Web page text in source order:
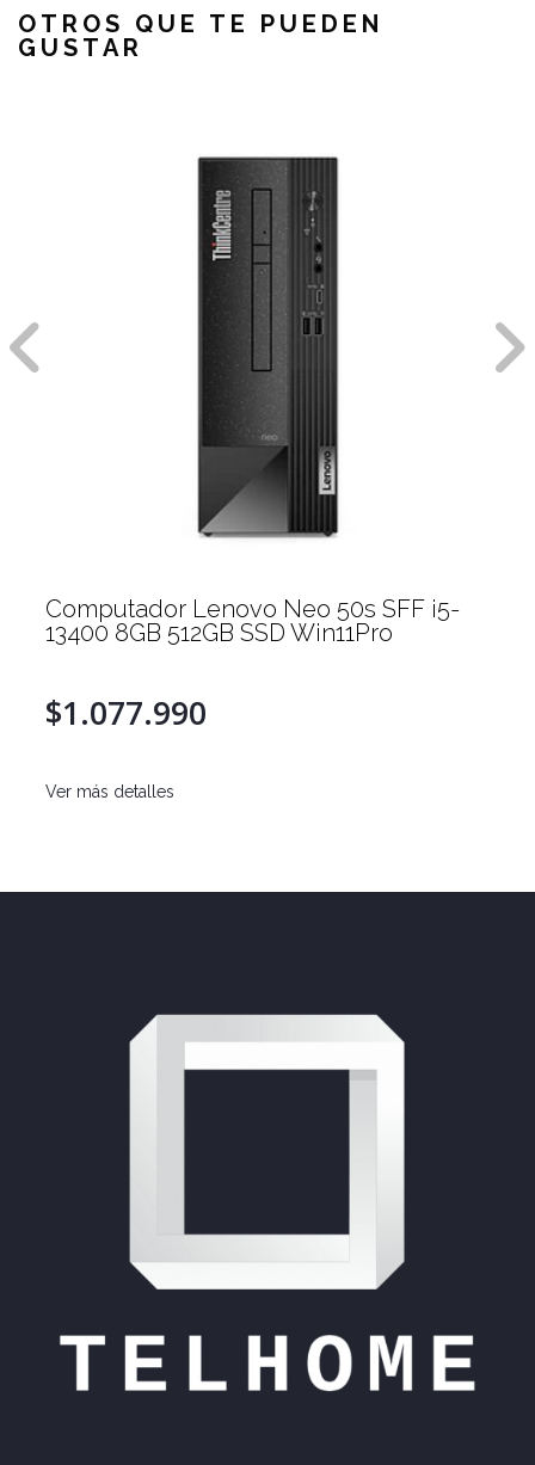
OTROS QUE TE PUEDEN
GUSTAR
Computador Lenovo Neo 50s SFF i5-
13400 8GB 512GB SSD Win11Pro
$1.077.990
Ver más detalles